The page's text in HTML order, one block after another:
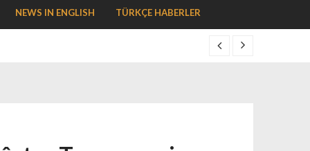
NEWS IN ENGLISH TÜRKÇE HABERLER